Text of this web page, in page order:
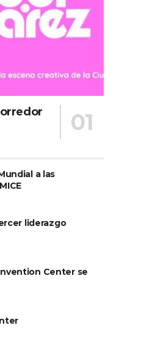
a las
liderazgo
Center se